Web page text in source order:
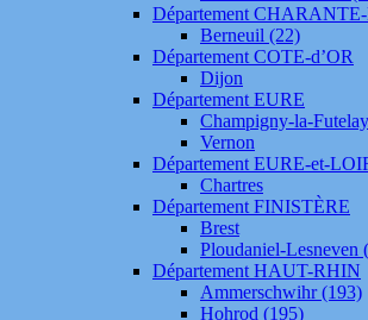
Département
Berneuil (22)
Département COTE-d’OR
Dijon
Département EURE
Champigny-la-
Vernon
Département EURE-et-
Chartres
Département FINISTÈRE
Brest
Ploudaniel-Lesneven
Département HAUT-RHIN
Ammerschwihr (193)
Hohrod (195)